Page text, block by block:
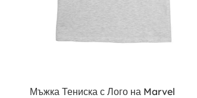
Мъжка Тениска с Лого на Marvel